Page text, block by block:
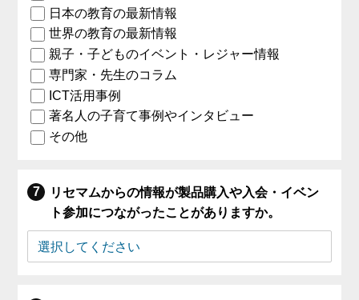
日本の教育の最新情報
世界の教育の最新情報
親子・子どものイベント・レジャー情報
専門家・先生のコラム
ICT活用事例
著名人の子育て事例やインタビュー
その他
リセマムからの情報が製品購入や入会・イベン
ト参加につながったことがありますか。